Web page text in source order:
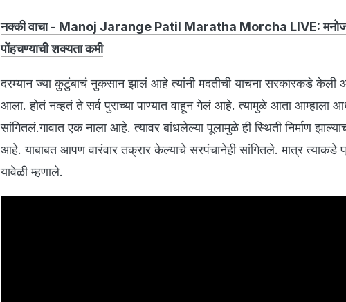
नक्की वाचा - Manoj Jarange Patil Maratha Morcha LIVE: मनोज
पोंहचण्याची शक्यता कमी
दरम्यान ज्या कुटुंबाचं नुकसान झालं आहे त्यांनी मदतीची याचना सरकारकडे केली
आला. होतं नव्हतं ते सर्व पुराच्या पाण्यात वाहून गेलं आहे. त्यामुळे आता आम्हाला
सांगितलं.गावात एक नाला आहे. त्यावर बांधलेल्या पूलामुळे ही स्थिती निर्माण
आहे. याबाबत आपण वारंवार तक्रार केल्याचे सरपंचानेही सांगितले. मात्र त्याकडे
यावेळी म्हणाले.